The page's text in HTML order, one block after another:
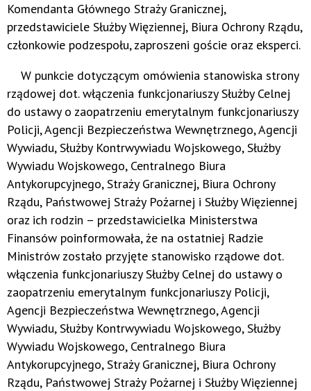
Komendanta Głównego Straży Granicznej,
przedstawiciele Służby Więziennej, Biura Ochrony Rządu,
członkowie podzespołu, zaproszeni goście oraz eksperci.
W punkcie dotyczącym omówienia stanowiska strony
rządowej dot. włączenia funkcjonariuszy Służby Celnej
do ustawy o zaopatrzeniu emerytalnym funkcjonariuszy
Policji, Agencji Bezpieczeństwa Wewnętrznego, Agencji
Wywiadu, Służby Kontrwywiadu Wojskowego, Służby
Wywiadu Wojskowego, Centralnego Biura
Antykorupcyjnego, Straży Granicznej, Biura Ochrony
Rządu, Państwowej Straży Pożarnej i Służby Więziennej
oraz ich rodzin – przedstawicielka Ministerstwa
Finansów poinformowała, że na ostatniej Radzie
Ministrów zostało przyjęte stanowisko rządowe dot.
włączenia funkcjonariuszy Służby Celnej do ustawy o
zaopatrzeniu emerytalnym funkcjonariuszy Policji,
Agencji Bezpieczeństwa Wewnętrznego, Agencji
Wywiadu, Służby Kontrwywiadu Wojskowego, Służby
Wywiadu Wojskowego, Centralnego Biura
Antykorupcyjnego, Straży Granicznej, Biura Ochrony
Rządu, Państwowej Straży Pożarnej i Służby Więziennej